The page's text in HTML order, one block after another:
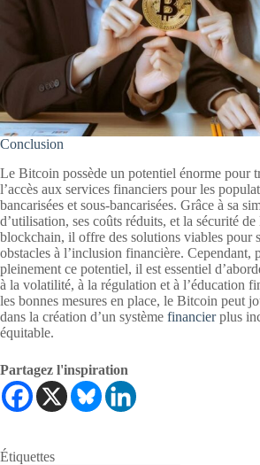
Conclusion
Le Bitcoin possède un potentiel énorme pour
l’accès aux services financiers pour les
bancarisées et sous-bancarisées. Grâce à sa
d’utilisation, ses coûts réduits, et la sécurité
blockchain, il offre des solutions viables pour
obstacles à l’inclusion financière. Cependant,
pleinement ce potentiel, il est essentiel
à la volatilité, à la régulation et à l’éducation
les bonnes mesures en place, le Bitcoin peut
dans la création d’un système financierplus
équitable.
Partagez l'inspiration
Étiquettes